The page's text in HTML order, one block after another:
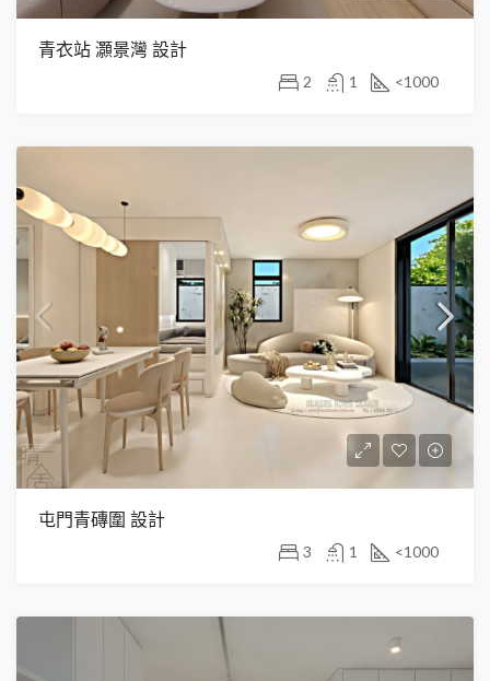
青衣站 灝景灣 設計
2 1 <1000
屯門青磚圍 設計
3 1 <1000